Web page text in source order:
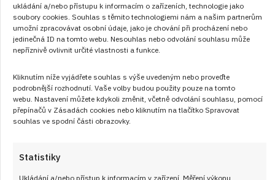
ukládání a/nebo přístupu k informacím o zařízeních, technologie jako
soubory cookies. Souhlas s těmito technologiemi nám a našim partnerům
umožní zpracovávat osobní údaje, jako je chování při procházení nebo
jedinečná ID na tomto webu. Nesouhlas nebo odvolání souhlasu může
nepříznivě ovlivnit určité vlastnosti a funkce.
Kliknutím níže vyjádřete souhlas s výše uvedeným nebo proveďte
podrobnější rozhodnutí. Vaše volby budou použity pouze na tomto
webu. Nastavení můžete kdykoli změnit, včetně odvolání souhlasu, pomocí
přepínačů v Zásadách cookies nebo kliknutím na tlačítko Spravovat
souhlas ve spodní části obrazovky.
Statistiky
Ukládání a/nebo přístup k informacím v zařízení, Měření výkonu
8. 5. 2026
Legendární jablečné řezy, které pekly
ještě naše babičky, a které jsou stále v
kurzu: Osvědčený recept na křehké těsto
a šťavnatou náplň
postupem, který nás vrátí do dob našich babiček. Tento